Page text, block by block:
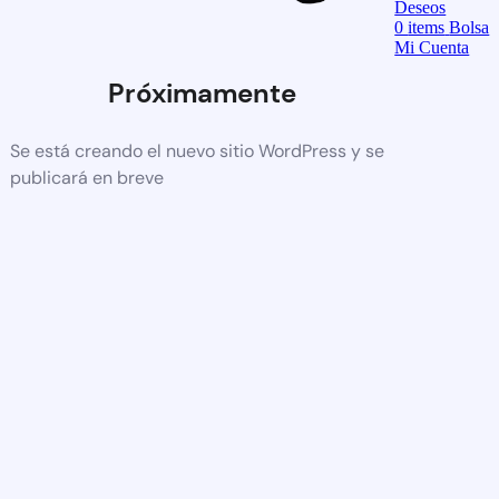
Próximamente
Se está creando el nuevo sitio WordPress y se
publicará en breve
Deseos
0items Bolsa
Mi Cuenta